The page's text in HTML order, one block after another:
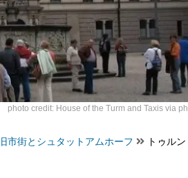
photo credit: House of the Turm and Taxis via
市街とシュタットアムホーフ
トゥル